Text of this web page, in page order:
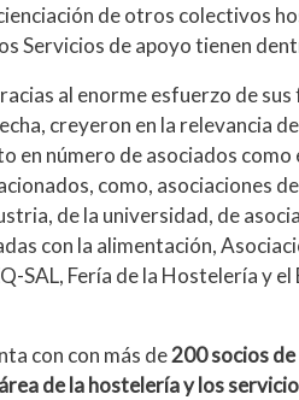
de otros colectivos
Servicios de apoyo tienen
al enorme esfuerzo de
creyeron en la relevancia
en número de asociados como
como, asociaciones
de la universidad, de
con la alimentación,
SAL, Fería de la Hostelería y
con con más de200 socios
de la hostelería y los